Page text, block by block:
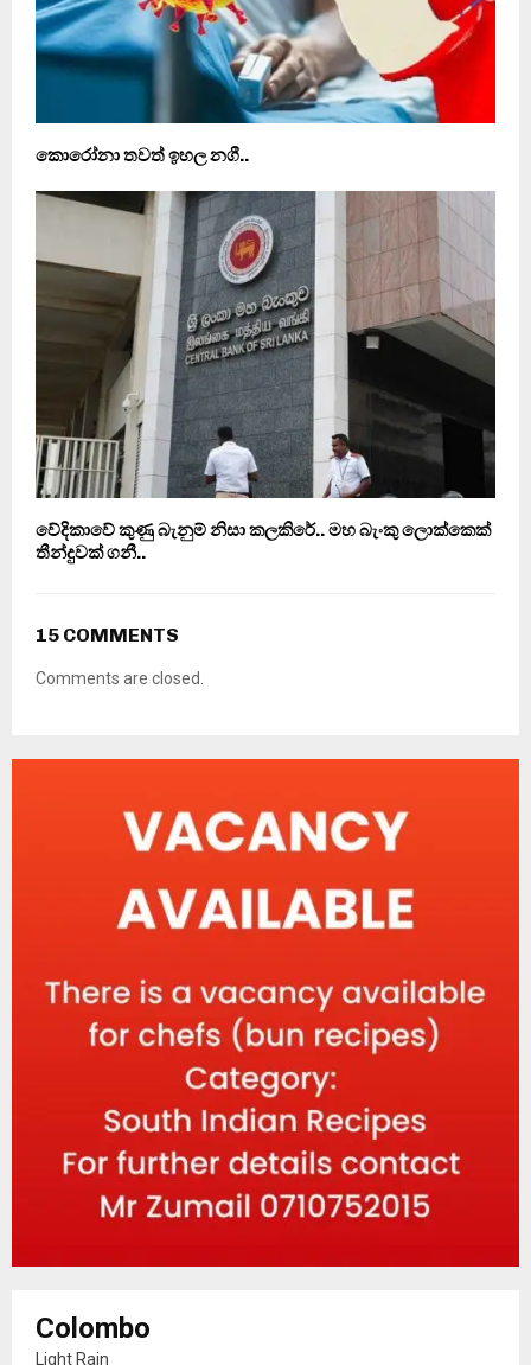
කොරෝනා තවත් ඉහල නගී..
වේදිකාවේ කුණු බැනුම් නිසා කලකිරේ.. මහ බැංකු ලොක්කෙක්
තීන්දුවක් ගනී..
15 COMMENTS
Comments are closed.
Colombo
Light Rain